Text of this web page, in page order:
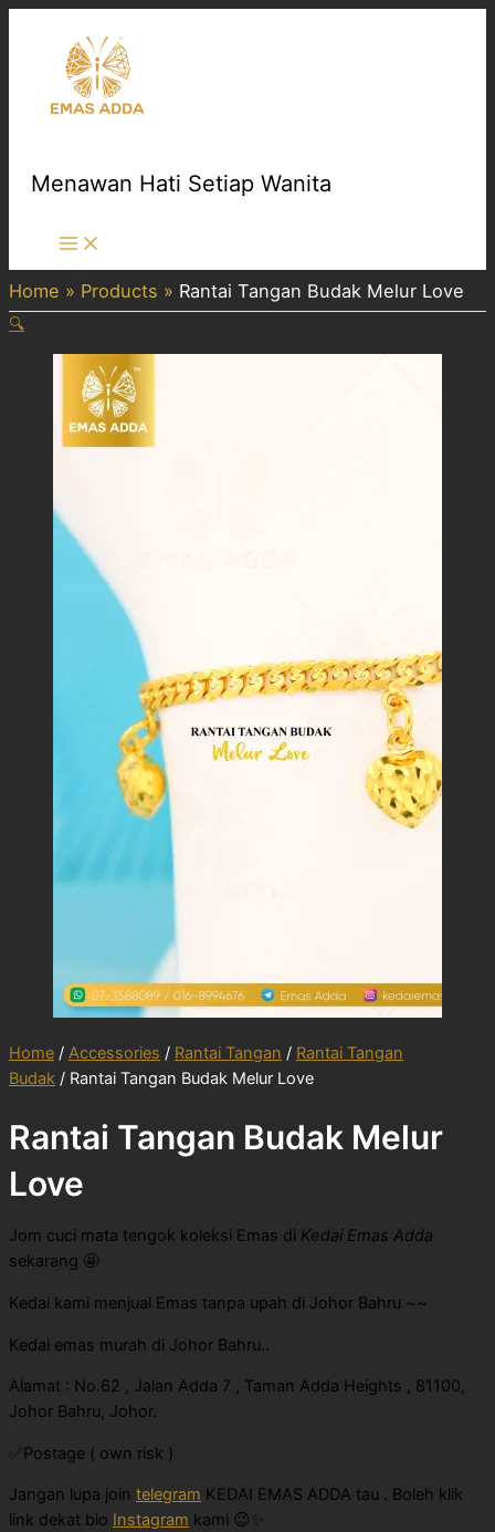
content
Menawan Hati Setiap Wanita
Main
Menu
Home Products Rantai Tangan Budak Melur Love
🔍
Home / Accessories / Rantai Tangan / Rantai Tangan
Budak / Rantai Tangan Budak Melur Love
Rantai Tangan Budak Melur
Love
Jom cuci mata tengok koleksi Emas di Kedai Emas Adda
sekarang 🤩
Kedai kami menjual Emas tanpa upah di Johor Bahru ~~
Kedai emas murah di Johor Bahru..
Alamat : No.62 , Jalan Adda 7 , Taman Adda Heights , 81100,
Johor Bahru, Johor.
✅Postage ( own risk )
Jangan lupa join telegram KEDAI EMAS ADDA tau . Boleh klik
link dekat bio Instagram kami 😉✨